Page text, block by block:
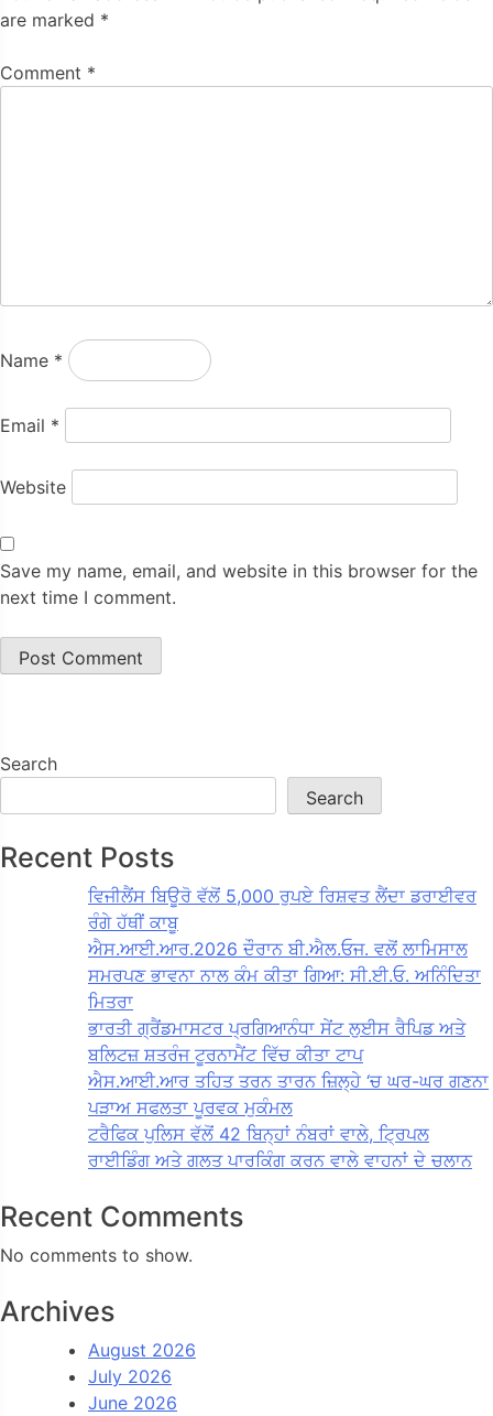
are marked *
Comment *
Name *
Email *
Website
Save my name, email, and website in this browser for the
next time I comment.
Search
Search
Recent Posts
ਵਿਜੀਲੈਂਸ ਬਿਊਰੋ ਵੱਲੋਂ 5,000 ਰੁਪਏ ਰਿਸ਼ਵਤ ਲੈਂਦਾ ਡਰਾਈਵਰ
ਰੰਗੇ ਹੱਥੀਂ ਕਾਬੂ
ਐਸ.ਆਈ.ਆਰ.2026 ਦੌਰਾਨ ਬੀ.ਐਲ.ਓਜ. ਵਲੋਂ ਲਾਮਿਸਾਲ
ਸਮਰਪਣ ਭਾਵਨਾ ਨਾਲ ਕੰਮ ਕੀਤਾ ਗਿਆ: ਸੀ.ਈ.ਓ. ਅਨਿੰਦਿਤਾ
ਮਿਤਰਾ
ਭਾਰਤੀ ਗ੍ਰੈਂਡਮਾਸਟਰ ਪ੍ਰਗਿਆਨੰਧਾ ਸੇਂਟ ਲੁਈਸ ਰੈਪਿਡ ਅਤੇ
ਬਲਿਟਜ਼ ਸ਼ਤਰੰਜ ਟੂਰਨਾਮੈਂਟ ਵਿੱਚ ਕੀਤਾ ਟਾਪ
ਐਸ.ਆਈ.ਆਰ ਤਹਿਤ ਤਰਨ ਤਾਰਨ ਜ਼ਿਲ੍ਹੇ ‘ਚ ਘਰ-ਘਰ ਗਣਨਾ
ਪੜਾਅ ਸਫਲਤਾ ਪੂਰਵਕ ਮੁਕੰਮਲ
ਟਰੈਫਿਕ ਪੁਲਿਸ ਵੱਲੋਂ 42 ਬਿਨ੍ਹਾਂ ਨੰਬਰਾਂ ਵਾਲੇ, ਟ੍ਰਿਪਲ
ਰਾਈਡਿੰਗ ਅਤੇ ਗਲਤ ਪਾਰਕਿੰਗ ਕਰਨ ਵਾਲੇ ਵਾਹਨਾਂ ਦੇ ਚਲਾਨ
Recent Comments
No comments to show.
Archives
August 2026
July 2026
June 2026